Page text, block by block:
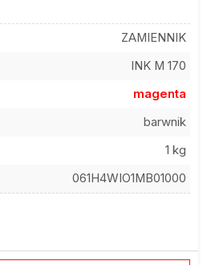
ZAMIENNIK
INK M 170
magenta
barwnik
1 kg
061H4WIO1MB01000